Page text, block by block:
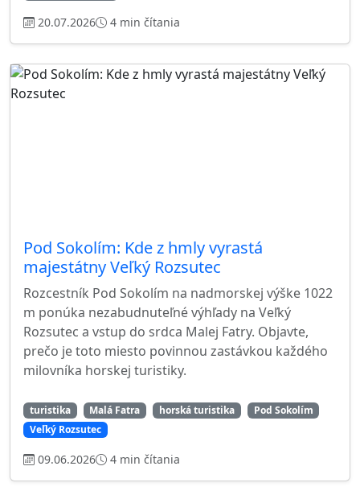
20.07.2026 4 min čítania
Pod Sokolím: Kde z hmly vyrastá
majestátny Veľký Rozsutec
Rozcestník Pod Sokolím na nadmorskej výške 1022
m ponúka nezabudnuteľné výhľady na Veľký
Rozsutec a vstup do srdca Malej Fatry. Objavte,
prečo je toto miesto povinnou zastávkou každého
milovníka horskej turistiky.
turistika Malá Fatra horská turistika
Pod Sokolím
Veľký Rozsutec
09.06.2026 4 min čítania